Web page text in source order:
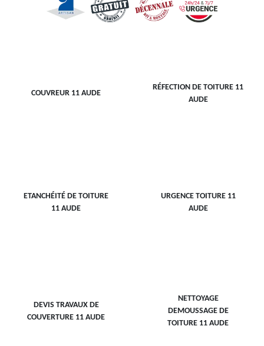
COUVREUR 11 AUDE
RÉFECTION DE TOITURE 11
AUDE
ETANCHÉITÉ DE TOITURE
11 AUDE
URGENCE TOITURE 11
AUDE
DEVIS TRAVAUX DE
COUVERTURE 11 AUDE
NETTOYAGE
DEMOUSSAGE DE
TOITURE 11 AUDE